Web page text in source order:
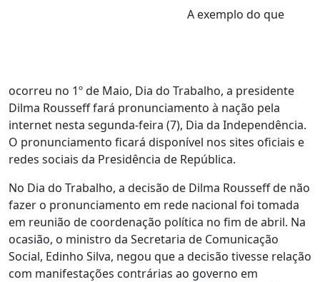
A exemplo do que
ocorreu no 1º de Maio, Dia do Trabalho, a presidente
Dilma Rousseff fará pronunciamento à nação pela
internet nesta segunda-feira (7), Dia da Independência.
O pronunciamento ficará disponível nos sites oficiais e
redes sociais da Presidência de República.
No Dia do Trabalho, a decisão de Dilma Rousseff de não
fazer o pronunciamento em rede nacional foi tomada
em reunião de coordenação política no fim de abril. Na
ocasião, o ministro da Secretaria de Comunicação
Social, Edinho Silva, negou que a decisão tivesse relação
com manifestações contrárias ao governo em